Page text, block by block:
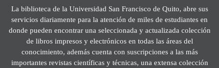
La biblioteca de la Universidad San Francisco de Quito, abre sus
servicios diariamente para la atención de miles de estudiantes en
donde pueden encontrar una seleccionada y actualizada colección
de libros impresos y electrónicos en todas las áreas del
conocimiento, además cuenta con suscripciones a las más
importantes revistas científicas y técnicas, una extensa colección